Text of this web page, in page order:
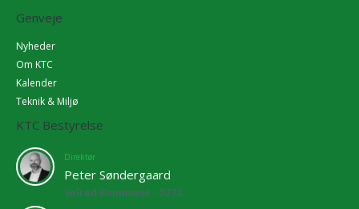
Genveje
Nyheder
Om KTC
Kalender
Teknik & Miljø
KTC Bestyrelse
Direktør
Peter Søndergaard
Solrød Kommune - 5272